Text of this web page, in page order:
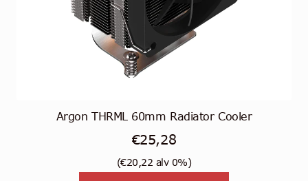
Argon THRML 60mm Radiator Cooler
€25,28
(€20,22 alv 0%)